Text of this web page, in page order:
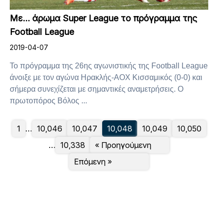
Με… άρωμα Super League το πρόγραμμα της
Football League
2019-04-07
Το πρόγραμμα της 26ης αγωνιστικής της Football League
άνοιξε με τον αγώνα Ηρακλής-ΑΟΧ Κισσαμικός (0-0) και
σήμερα συνεχίζεται με σημαντικές αναμετρήσεις. Ο
πρωτοπόρος Βόλος ...
« Προηγούμενη
1 … 10,046 10,047 10,048 10,049
10,050
… 10,338
Επόμενη »